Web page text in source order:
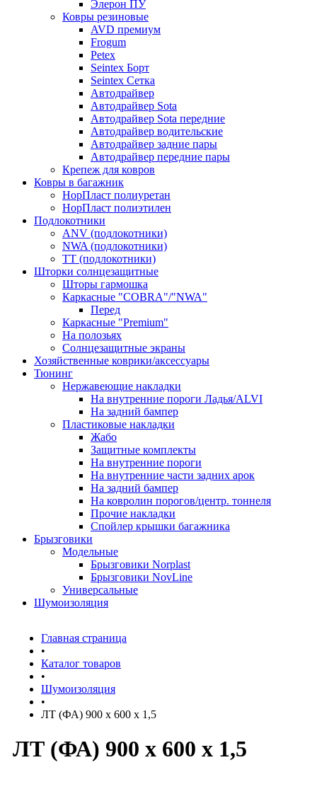
Элерон ПУ
Ковры резиновые
AVD премиум
Frogum
Petex
Seintex Борт
Seintex Сетка
Автодрайвер
Автодрайвер Sota
Автодрайвер Sota передние
Автодрайвер водительские
Автодрайвер задние пары
Автодрайвер передние пары
Крепеж для ковров
Ковры в багажник
НорПласт полиуретан
НорПласт полиэтилен
Подлокотники
ANV (подлокотники)
NWA (подлокотники)
TT (подлокотники)
Шторки солнцезащитные
Шторы гармошка
Каркасные "COBRA"/"NWA"
Перед
Каркасные "Premium"
На полозьях
Солнцезащитные экраны
Хозяйственные коврики/аксессуары
Тюнинг
Нержавеющие накладки
На внутренние пороги Ладья/ALVI
На задний бампер
Пластиковые накладки
Жабо
Защитные комплекты
На внутренние пороги
На внутренние части задних арок
На задний бампер
На ковролин порогов/центр. тоннеля
Прочие накладки
Спойлер крышки багажника
Брызговики
Модельные
Брызговики Norplast
Брызговики NovLine
Универсальные
Шумоизоляция
Главная страница
•
Каталог товаров
•
Шумоизоляция
•
ЛТ (ФА) 900 х 600 х 1,5
ЛТ (ФА) 900 х 600 х 1,5